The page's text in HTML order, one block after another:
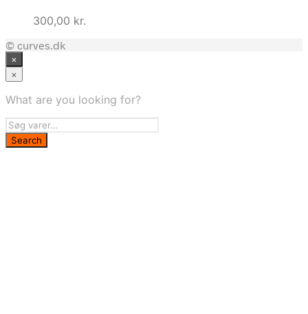
300,00 kr.
© curves.dk
×
×
What are you looking for?